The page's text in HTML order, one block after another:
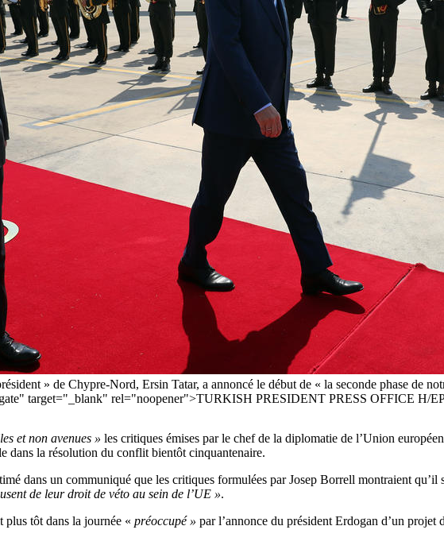
» de Chypre-Nord, Ersin Tatar, a annoncé le début de « la seconde phase de
target="_blank" rel="noopener">TURKISH PRESIDENT PRESS OFFICE H/
et non avenues » les critiques émises par le chef de la diplomatie de l’Union
dans la résolution du conflit bientôt cinquantenaire.
dans un communiqué que les critiques formulées par Josep Borrell montraient qu’il
de leur droit de véto au sein de l’UE ».
plus tôt dans la journée « préoccupé » par l’annonce du président Erdogan d’un projet